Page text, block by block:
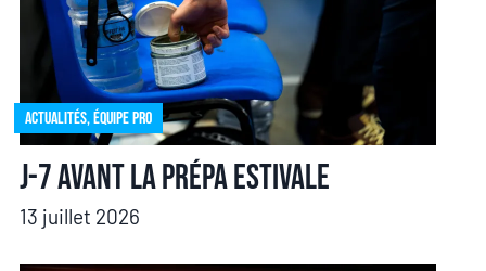
Actualités,Équipe pro
J-7 avant la prépa estivale
13 juillet 2026